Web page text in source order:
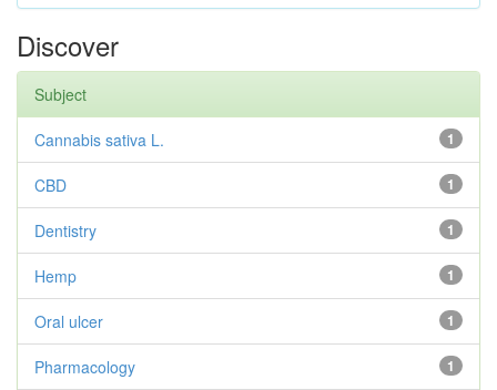
Discover
Subject
1
Cannabis sativa L.
1
CBD
1
Dentistry
1
Hemp
1
Oral ulcer
1
Pharmacology